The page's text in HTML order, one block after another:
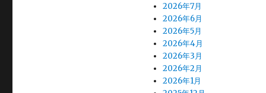
2026年7月
2026年6月
2026年5月
2026年4月
2026年3月
2026年2月
2026年1月